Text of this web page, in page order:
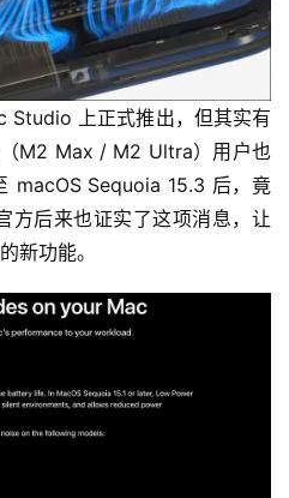
Studio 上正式推出，但其实有
M2 Max / M2 Ultra）用户也
macOS Sequoia 15.3 后，竟
方后来也证实了这项消息，让
新功能。